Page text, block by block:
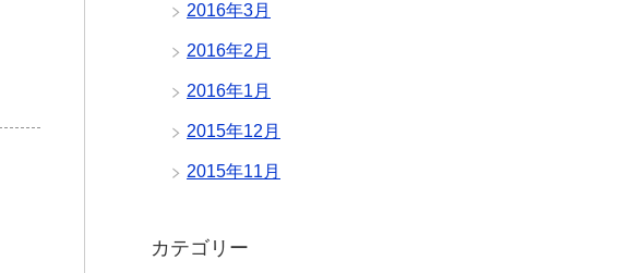
2016年3月
2016年2月
2016年1月
2015年12月
2015年11月
カテゴリー